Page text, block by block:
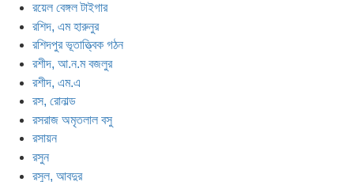
রয়েল বেঙ্গল টাইগার
রশিদ, এম হারুনুর
রশিদপুর ভূতাত্ত্বিক গঠন
রশীদ, আ.ন.ম বজলুর
রশীদ, এম.এ
রস, রোনাল্ড
রসরাজ অমৃতলাল বসু
রসায়ন
রসুন
রসুল, আবদুর